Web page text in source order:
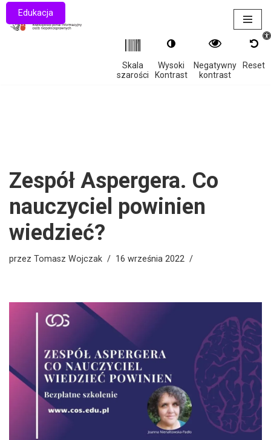
Skala
szarości
Wysoki
Kontrast
Negatywny
kontrast
Reset
Przejdź
Zespół Aspergera. Co
nauczyciel powinien
wiedzieć?
przez Tomasz Wojczak 16 września 2022
Edukacja